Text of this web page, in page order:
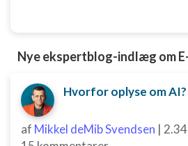
Nye ekspertblog-indlæg om
Hvorfor oplyse om AI?
af Mikkel deMib Svendsen |
Måle indholdseffektivitet
Forstå målgrupper gennem
kombinationer af oplysninger fra
kilder
Udvikle og forbedre tjenester